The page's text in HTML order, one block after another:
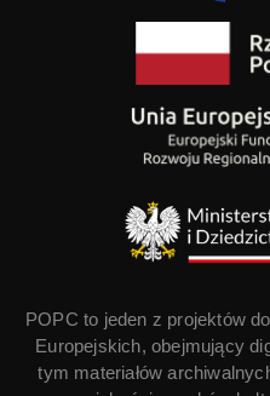
POPC to jeden z projektów
Europejskich, obejmujący
tym materiałów